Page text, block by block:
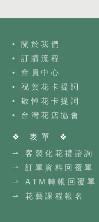
• 關於我們
• 訂購流程
• 會員中心
• 祝賀花卡提詞
• 敬悼花卡提詞
• 台灣花店協會
❖ 表單 ❖
⇀ 客製化花禮諮詢
⇀ 訂單資料回覆單
⇀ ATM轉帳回覆單
⇀ 花藝課程報名